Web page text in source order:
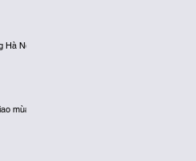
Nội
mùa